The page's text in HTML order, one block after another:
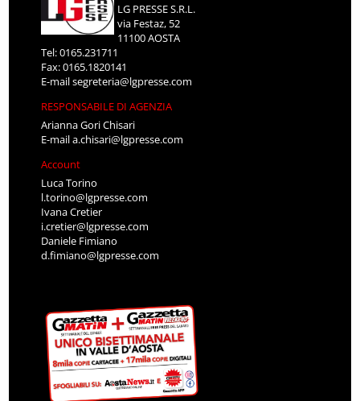
LG PRESSE S.R.L.
via Festaz, 52
11100 AOSTA
Tel: 0165.231711
Fax: 0165.1820141
E-mailsegreteria@lgpresse.com
RESPONSABILE DI AGENZIA
Arianna Gori Chisari
E-maila.chisari@lgpresse.com
Account
Luca Torino
l.torino@lgpresse.com
Ivana Cretier
i.cretier@lgpresse.com
Daniele Fimiano
d.fimiano@lgpresse.com